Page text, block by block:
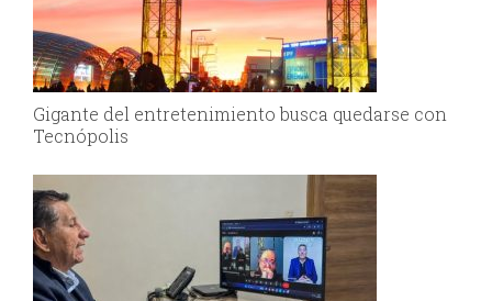
Gigante del entretenimiento busca quedarse con
Tecnópolis